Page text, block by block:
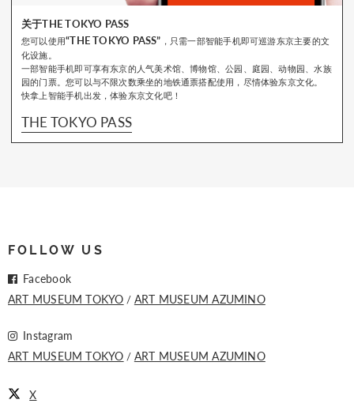
关于THE TOKYO PASS
您可以使用“THE TOKYO PASS” ，只需一部智能手机即可巡游东京主要的文
化设施。
一部智能手机即可享有东京的人气美术馆、博物馆、公园、庭园、动物园、水族
园的门票。您可以与不限次数乘坐的地铁通票搭配使用，尽情体验东京文化。
快拿上智能手机出发，体验东京文化吧！
THE TOKYO PASS
FOLLOW US
Facebook
ART MUSEUM TOKYO
ART MUSEUM AZUMINO
Instagram
ART MUSEUM TOKYO
ART MUSEUM AZUMINO
X